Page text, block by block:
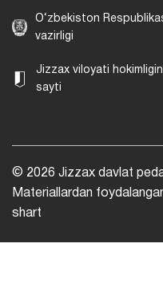
O‘zbekiston
vazirligi
Jizzax viloyati
sayti
© 2026 Jizzax davlat
Materiallardan
shart